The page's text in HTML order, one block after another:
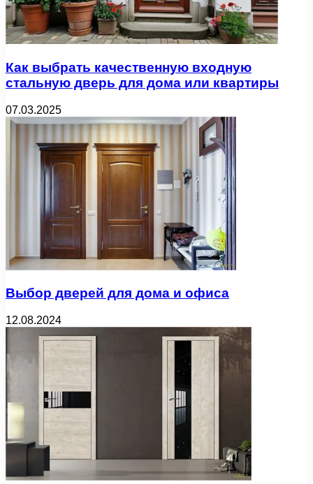
Как выбрать качественную входную
стальную дверь для дома или квартиры
07.03.2025
Выбор дверей для дома и офиса
12.08.2024